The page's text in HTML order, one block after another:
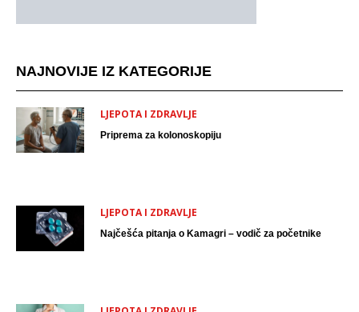
NAJNOVIJE IZ KATEGORIJE
LJEPOTA I ZDRAVLJE
Priprema za kolonoskopiju
LJEPOTA I ZDRAVLJE
Najčešća pitanja o Kamagri – vodič za početnike